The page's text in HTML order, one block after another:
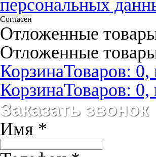
персональных
Согласен
Отложенные
Отложенные
КорзинаТоваров:
КорзинаТоваров:
Заказать звонок
Имя *